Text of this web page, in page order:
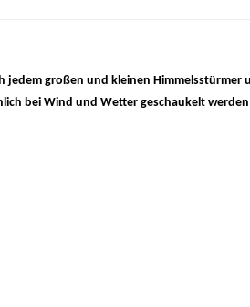
jedem großen und kleinen
bei Wind und Wetter geschaukelt